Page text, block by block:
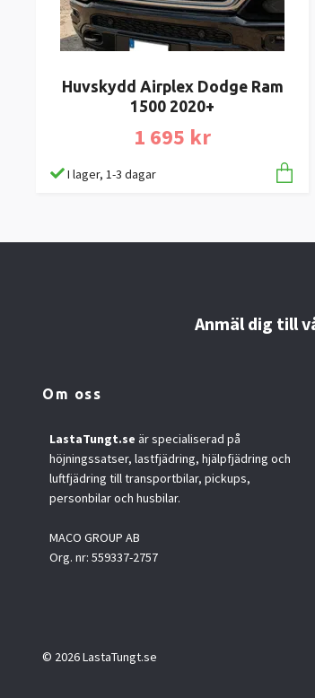
Huvskydd Airplex Dodge Ram
1500 2020+
1 695 kr
I lager, 1-3 dagar
Anmäl dig till
Om oss
LastaTungt.se är specialiserad på
höjningssatser, lastfjädring, hjälpfjädring och
luftfjädring till transportbilar, pickups,
personbilar och husbilar.
MACO GROUP AB
Org. nr: 559337-2757
© 2026 LastaTungt.se